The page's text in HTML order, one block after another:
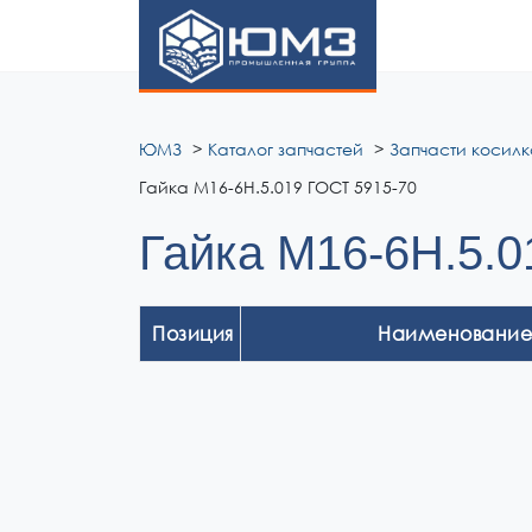
ЮМЗ Каталог запчастей Запчасти
Гайка М16-6Н.5.019 ГОСТ 5915-70
Гайка М16-
Позиция Наименование